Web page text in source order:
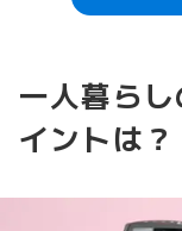
一人暮ら
イントは？